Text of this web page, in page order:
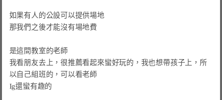
如果有人的公設可以提供場地
那我們之後才能沒有場地費
是這間教室的老師
我看朋友去上，很推薦看起來蠻好玩的，我也想帶孩子上，所
以自己組班的，可以看老師
Ig還蠻有趣的